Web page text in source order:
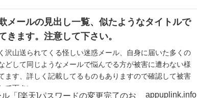
メールの見出し一覧、似たようなタイトルで
きます。注意して下さい。
沢山送られてくる怪しい迷惑メール、自身に届いた多くの
どして同じようなメールで悩んでる方が被害に遭わない様
ます、詳しく記載してるものもありますので確認して被害
て下さい。
appuplink.info